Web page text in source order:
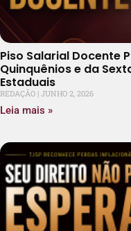
Piso Salarial Docente
Quinquênios e da
Estaduais
REDAÇÃO JUNHO 2, 2026
Leia mais »